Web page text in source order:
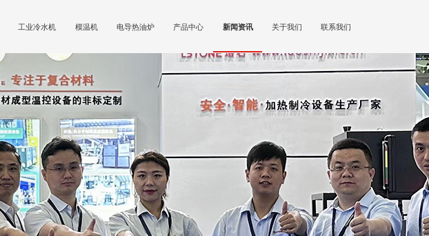
工业冷水机 模温机 电导热油炉 产品中心 新闻资讯 关于我们 联系我们